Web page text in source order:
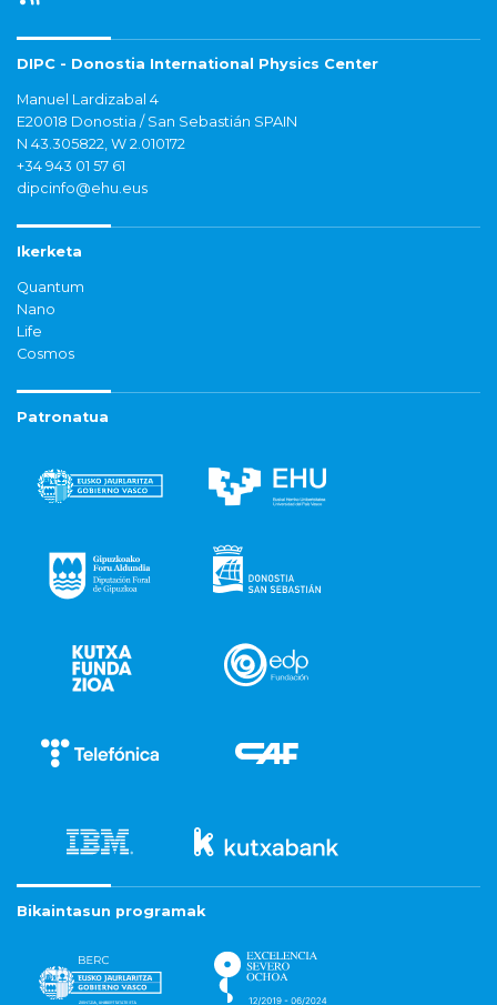
DIPC - Donostia International Physics Center
Manuel Lardizabal 4
E20018 Donostia / San Sebastián SPAIN
N 43.305822, W 2.010172
+34 943 01 57 61
dipcinfo@ehu.eus
Ikerketa
Quantum
Nano
Life
Cosmos
Patronatua
Bikaintasun programak